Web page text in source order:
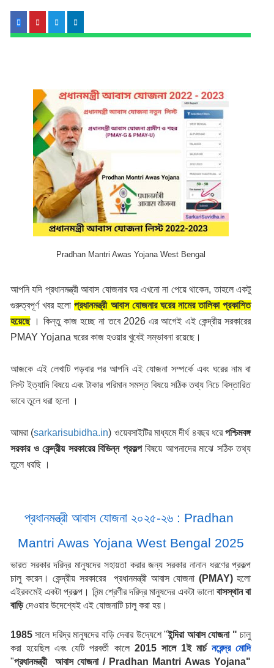
Pradhan Mantri Awas Yojana West Bengal
আপনি যদি প্রধানমন্ত্রী আবাস যোজনার ঘর এখনো না পেয়ে থাকেন, তাহলে একটু
গুরুত্বপূর্ণ খবর হলোপ্রধানমন্ত্রী আবাস যোজনার ঘরের নামের তালিকা প্রকাশিত
হয়েছে। কিন্তু কাজ হচ্ছে না তবে 2026 এর আগেই এই কেন্দ্রীয় সরকারের
PMAY Yojana ঘরের কাজ হওয়ার খুবেই সম্ভাবনা রয়েছে।
আজকে এই লেখাটি পড়বার পর আপনি এই যোজনা সম্পর্কে এবং ঘরের নাম বা
লিস্ট ইত্যাদি বিষয়ে এবং টাকার পরিমান সমস্ত বিষয়ে সঠিক তথ্য নিচে বিস্তারিত
ভাবে তুলে ধরা হলো ।
আমরা (sarkarisubidha.in) ওয়েবসাইটির মাধ্যমে দীর্ধ ৪বছর ধরেপশ্চিমবঙ্গ
সরকার ও কেন্দ্রীয় সরকারের বিভিন্ন প্রকল্পবিষয়ে আপনাদের মাঝে সঠিক তথ্য
তুলে ধরছি ।
প্রধানমন্ত্রী আবাস যোজনা ২০২৫-২৬ : Pradhan
Mantri Awas Yojana West Bengal 2025
ভারত সরকার দরিদ্র মানুষদের সহায়তা করার জন্য সরকার নানান ধরণের প্রকল্প
চালু করেন। কেন্দ্রীয় সরকারের  প্রধানমন্ত্রী আবাস যোজনা (PMAY) হলো
এইরকমেই একটা প্রকল্প। নিন্ম শ্রেণীর দরিদ্র মানুষদের একটা ভালো বাসস্থান বা
বাড়ি দেওয়ার উদেশ্যেই এই যোজনাটি চালু করা হয়।
1985 সালে দরিদ্র মানুষদের বাড়ি দেবার উদ্যেশে "ইন্দিরা আবাস যোজনা " চালু
করা হয়েছিল এবং যেটি পরবর্তী কালে 2015 সালে 1ই মার্চ নরেন্দ্র মোদি
"প্রধানমন্ত্রী